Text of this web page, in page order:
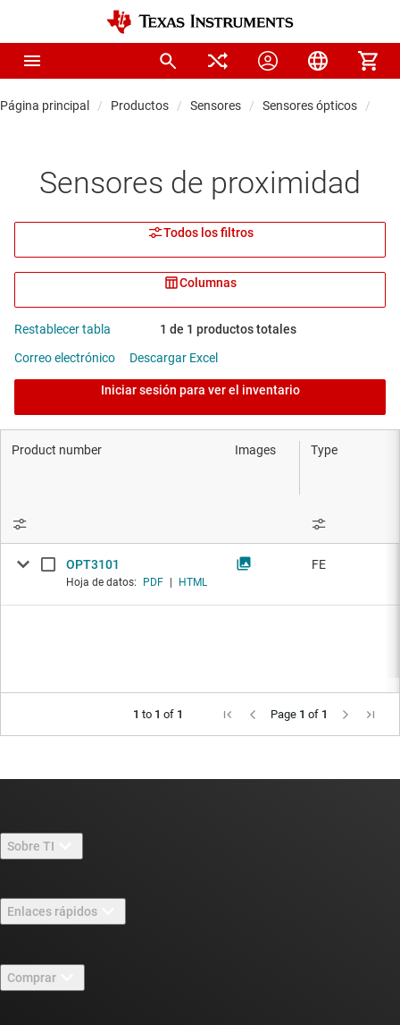
Página principal Productos Sensores Sensores ópticos
Sensores de proximidad
Todos los filtros
Columnas
Restablecer tabla
1 de 1 productos totales
Correo electrónico
Descargar Excel
Iniciar sesión para ver el inventario
Type
Product number Images
OPT3101
Hoja de datos: PDF HTML
FE
1 to 1 of 1 Page 1 of 1
Sobre TI
Carreras laborales
Sala de redacción
Enlaces rápidos
Foros de soporte de diseño de TI E2E™
Comprar